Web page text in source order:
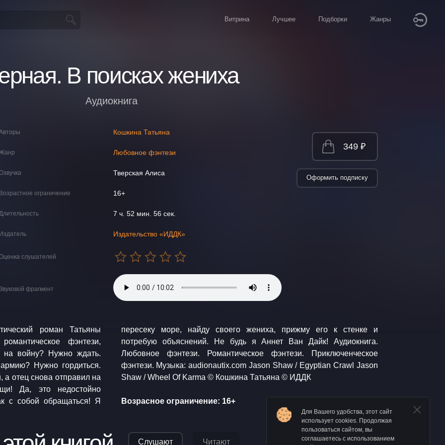
Витрина Лучшее Подборки Жанры
В поисках жениха
Аудиокнига
Кошкина Татьяна
Любовное фэнтези
Тверская Алиса
ограничение 16+
7 ч. 52 мин. 56 сек.
Издательство «ИДДК»
слушателей
фрагмент
349 ₽
Оформить подписку
роман Татьяны
фэнтези,
на войну? Нужно ждать.
Нужно гордиться.
отец снова отправил на
с собой обращаться! Я
прижму его к стенке и
Ван Дайк! Аудиокнига.
Приключенческое
/ Egyptian Crawl Jason
Shaw / Wheel Of Karma © Кошкина Татьяна © ИДДК
Возрасное ограничение: 16+
Слушают Читают
Для Вашего удобства, этот сайт
использует cookies. Продолжая
пользоваться сайтом, вы
соглашаетесь с использованием